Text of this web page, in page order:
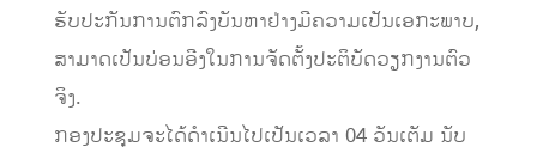
ຮັບປະກັນການຕົກລົງບັນຫາຢ່າງມີຄວາມເປັນເອກະພາບ,
ສາມາດເປັນບ່ອນອີງໃນການຈັດຕັ້ງປະຕິບັດວຽກງານຕົວ
ຈິງ.
ກອງປະຊຸມຈະໄດ້ດໍາເນີນໄປເປັນເວລາ 04 ວັນເຕັມ ນັບ